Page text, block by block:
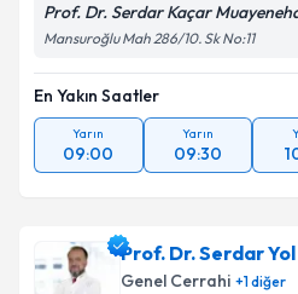
Prof. Dr. Serdar Kaçar
Mansuroğlu Mah 286/10. Sk No:11
En Yakın Saatler
Yarın
09:00
Yarın
09:30
Prof. Dr. Serdar Yol
Genel Cerrahi +1diğer